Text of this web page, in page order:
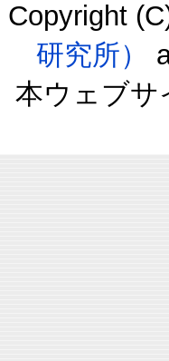
Copyright
研究所）
本ウェブサ